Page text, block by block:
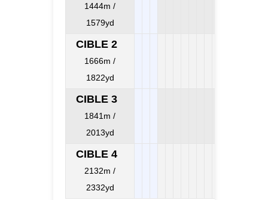
1444m /
1579yd
CIBLE 2
1666m /
1822yd
CIBLE 3
1841m /
2013yd
CIBLE 4
2132m /
2332yd